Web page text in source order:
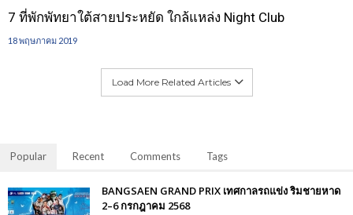
7 ที่พักพัทยาใต้สายประหยัด ใกล้แหล่ง Night Club
18 พฤษภาคม 2019
Load More Related Articles
Popular Recent Comments Tags
BANGSAEN GRAND PRIX เทศกาลรถแข่ง ริมชายหาด
2–6 กรกฎาคม 2568